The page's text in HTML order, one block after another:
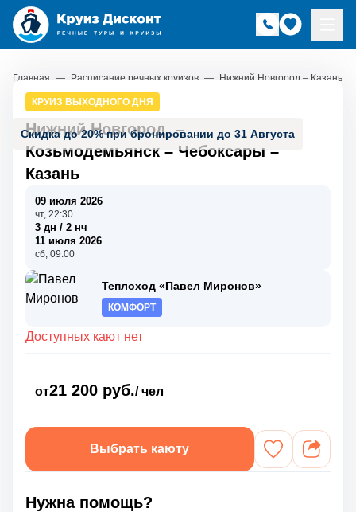
Главная — Расписание речных круизов — Нижний Новгород – Казань
Скидка до 20% при бронировании до 31 Августа
КРУИЗ ВЫХОДНОГО ДНЯ
Нижний Новгород –
Козьмодемьянск – Чебоксары –
Казань
09 июля 2026
чт, 22:30
3 дн / 2 нч
11 июля 2026
сб, 09:00
Теплоход «Павел Миронов»
КОМФОРТ
Доступных кают нет
от21 200 руб./ чел
Выбрать каюту
Нужна помощь?